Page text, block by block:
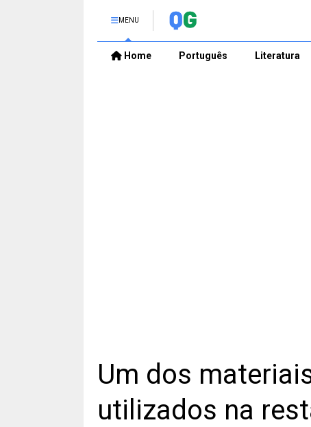
MENU
Home Português Literatura
Um dos
utilizados na